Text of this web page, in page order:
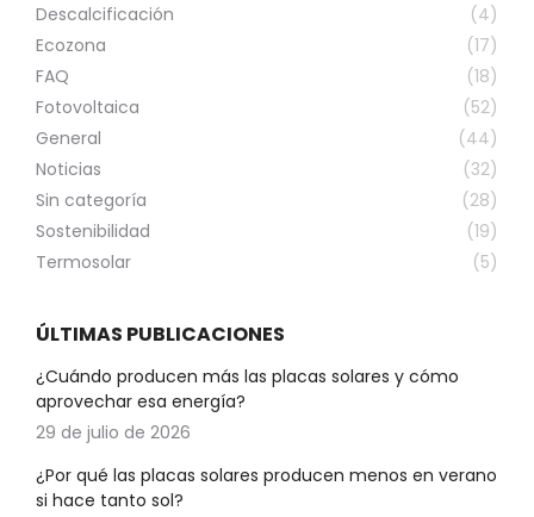
Descalcificación
(4)
Ecozona
(17)
FAQ
(18)
Fotovoltaica
(52)
General
(44)
Noticias
(32)
Sin categoría
(28)
Sostenibilidad
(19)
Termosolar
(5)
ÚLTIMAS PUBLICACIONES
¿Cuándo producen más las placas solares y cómo
aprovechar esa energía?
29 de julio de 2026
¿Por qué las placas solares producen menos en verano
si hace tanto sol?